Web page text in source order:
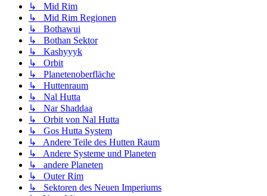
↳ Mid Rim
↳ Mid Rim Regionen
↳ Bothawui
↳ Bothan Sektor
↳ Kashyyyk
↳ Orbit
↳ Planetenoberfläche
↳ Huttenraum
↳ Nal Hutta
↳ Nar Shaddaa
↳ Orbit von Nal Hutta
↳ Gos Hutta System
↳ Andere Teile des Hutten Raum
↳ Andere Systeme und Planeten
↳ andere Planeten
↳ Outer Rim
↳ Sektoren des Neuen Imperiums